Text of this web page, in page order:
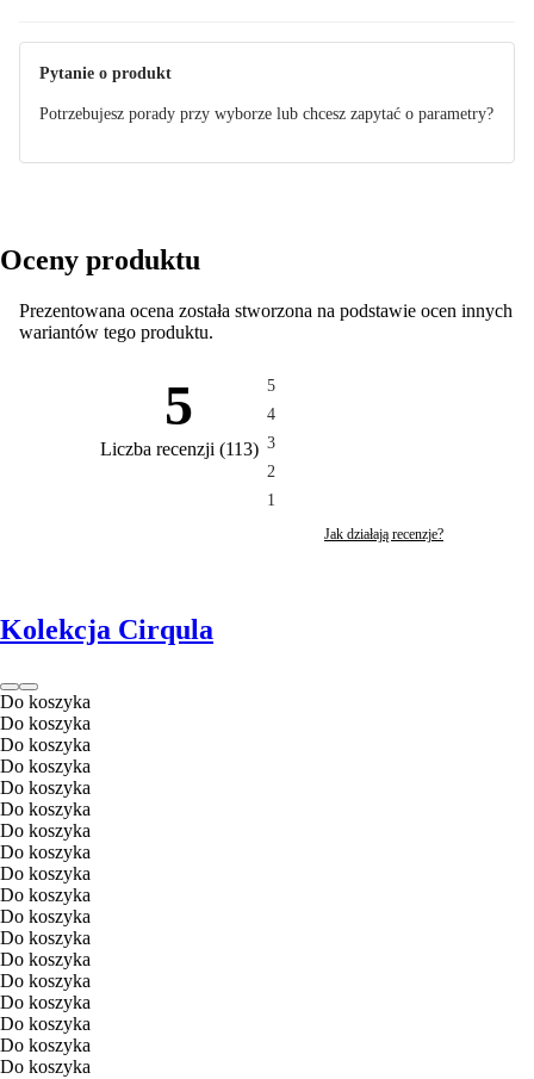
Pytanie o produkt
Potrzebujesz porady przy wyborze lub chcesz zapytać o parametry?
Oceny produktu
Prezentowana ocena została stworzona na podstawie ocen innych
wariantów tego produktu.
5
Liczba recenzji (113)
5
4
3
2
1
Jak działają recenzje?
Kolekcja Cirqula
Do koszyka
Do koszyka
Do koszyka
Do koszyka
Do koszyka
Do koszyka
Do koszyka
Do koszyka
Do koszyka
Do koszyka
Do koszyka
Do koszyka
Do koszyka
Do koszyka
Do koszyka
Do koszyka
Do koszyka
Do koszyka